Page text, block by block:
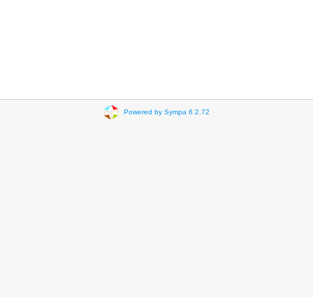
Powered by Sympa 6.2.72